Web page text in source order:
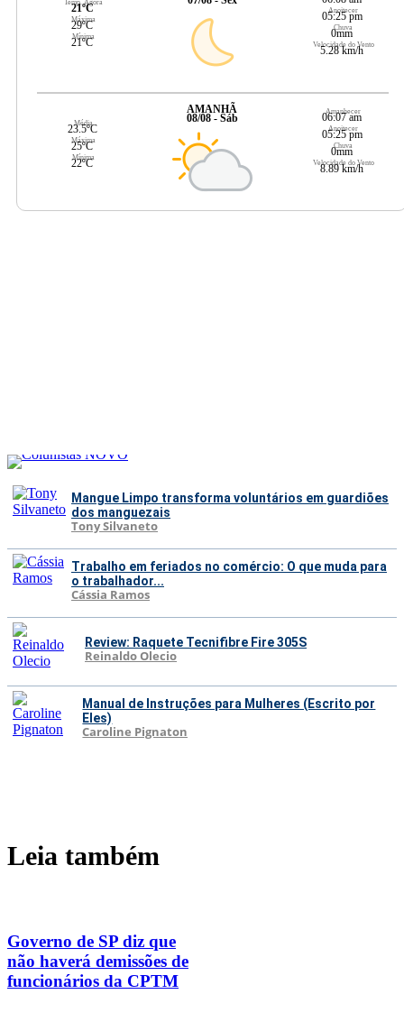
Temp. Agora
21ºC
Máxima
29ºC
Mínima
21ºC
Anoitecer
05:25 pm
Chuva
0mm
Velocidade do Vento
5.28 km/h
Média
23.5ºC
Máxima
25ºC
Mínima
22ºC
AMANHÃ
08/08 - Sáb
Amanhecer
06:07 am
Anoitecer
05:25 pm
Chuva
0mm
Velocidade do Vento
8.89 km/h
Mangue Limpo transforma voluntários em guardiões
dos manguezais
Tony Silvaneto
Trabalho em feriados no comércio: O que muda para
o trabalhador...
Cássia Ramos
Review: Raquete Tecnifibre Fire 305S
Reinaldo Olecio
Manual de Instruções para Mulheres (Escrito por
Eles)
Caroline Pignaton
Leia também
Governo de SP diz que
não haverá demissões de
funcionários da CPTM